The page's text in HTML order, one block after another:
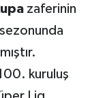
zaferinin
kuruluş